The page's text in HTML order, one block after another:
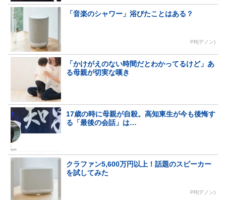
「音楽のシャワー」浴びたことはある？
PR(デノン)
「かけがえのない時間だとわかってるけど」あ
る母親が切実な嘆き
17歳の時に母親が自殺。高知東生が今も後悔す
る「最後の会話」は…
クラファン5,600万円以上！話題のスピーカー
を試してみた
PR(デノン)